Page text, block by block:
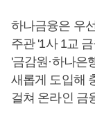
하나금융은 우
주관 '1사 1교
'금감원·하나은
새롭게 도입해
걸쳐 온라인 금